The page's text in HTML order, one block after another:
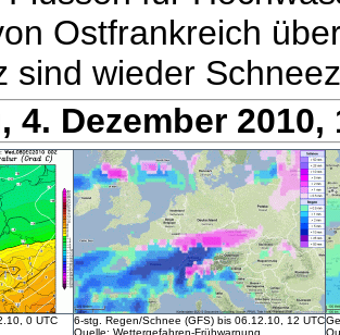
Ostfrankreich
sind wieder
4. Dezember 2010,
0 UTC
6-stg. Regen/Schnee (GFS) bis 06.12.10, 12 UTC
Quelle: Wettergefahren-Frühwarnung